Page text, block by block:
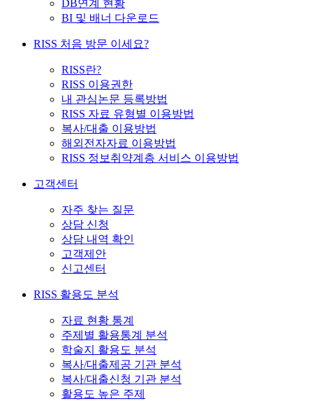
DB연계 현황
BI 및 배너 다운로드
RISS 처음 방문 이세요?
RISS란?
RISS 이용권한
내 관심논문 등록방법
RISS 자료 유형별 이용방법
복사/대출 이용방법
해외전자자료 이용방법
RISS 정보취약계층 서비스 이용방법
고객센터
자주 찾는 질문
상담 신청
상담 내역 확인
고객제안
신고센터
RISS 활용도 분석
자료 현황 통계
주제별 활용통계 분석
학술지 활용도 분석
복사/대출제공 기관 분석
복사/대출신청 기관 분석
활용도 높은 주제